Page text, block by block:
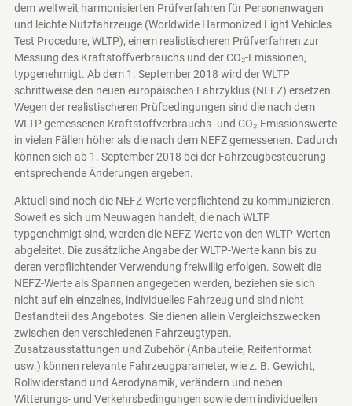
dem weltweit harmonisierten Prüfverfahren für Personenwagen
und leichte Nutzfahrzeuge (Worldwide Harmonized Light Vehicles
Test Procedure, WLTP), einem realistischeren Prüfverfahren zur
Messung des Kraftstoffverbrauchs und der CO₂-Emissionen,
typgenehmigt. Ab dem 1. September 2018 wird der WLTP
schrittweise den neuen europäischen Fahrzyklus (NEFZ) ersetzen.
Wegen der realistischeren Prüfbedingungen sind die nach dem
WLTP gemessenen Kraftstoffverbrauchs- und CO₂-Emissionswerte
in vielen Fällen höher als die nach dem NEFZ gemessenen. Dadurch
können sich ab 1. September 2018 bei der Fahrzeugbesteuerung
entsprechende Änderungen ergeben.
Aktuell sind noch die NEFZ-Werte verpflichtend zu kommunizieren.
Soweit es sich um Neuwagen handelt, die nach WLTP
typgenehmigt sind, werden die NEFZ-Werte von den WLTP-Werten
abgeleitet. Die zusätzliche Angabe der WLTP-Werte kann bis zu
deren verpflichtender Verwendung freiwillig erfolgen. Soweit die
NEFZ-Werte als Spannen angegeben werden, beziehen sie sich
nicht auf ein einzelnes, individuelles Fahrzeug und sind nicht
Bestandteil des Angebotes. Sie dienen allein Vergleichszwecken
zwischen den verschiedenen Fahrzeugtypen.
Zusatzausstattungen und Zubehör (Anbauteile, Reifenformat
usw.) können relevante Fahrzeugparameter, wie z. B. Gewicht,
Rollwiderstand und Aerodynamik, verändern und neben
Witterungs- und Verkehrsbedingungen sowie dem individuellen